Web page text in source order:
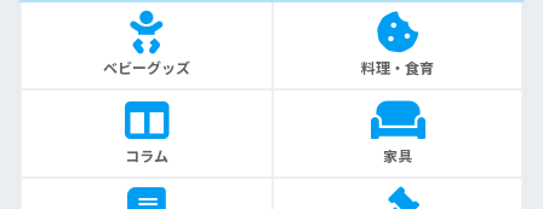
ベビーグッズ 料理・食育
コラム 家具